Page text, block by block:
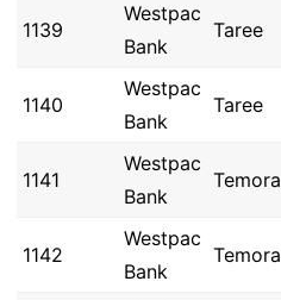
1139
Westpac
Bank
Taree
1140
Westpac
Bank
Taree
1141
Westpac
Bank
Temora
1142
Westpac
Bank
Temora